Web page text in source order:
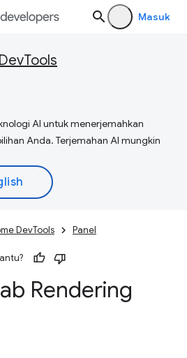
Masuk
AI untuk menerjemahkan
Anda. Terjemahan AI mungkin
DevTools Panel
Rendering